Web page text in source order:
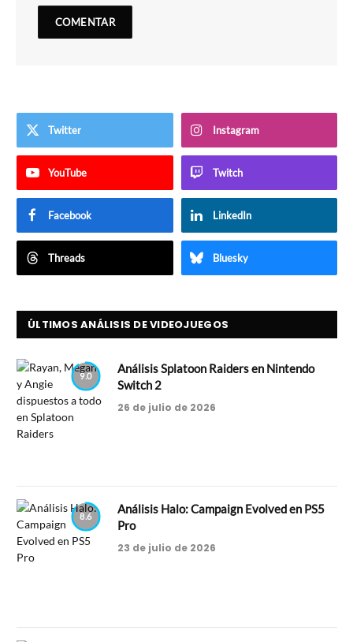
Twitter Instagram
YouTube Twitch
Facebook LinkedIn
Threads Bluesky
ÚLTIMOS ANÁLISIS DE VIDEOJUEGOS
9.0
Análisis Splatoon Raiders en Nintendo
Switch 2
26 de julio de 2026
8.6
Análisis Halo: Campaign Evolved en PS5
Pro
23 de julio de 2026